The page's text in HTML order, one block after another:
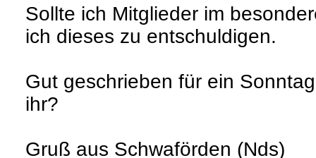
Sollte ich Mitglieder im
ich dieses zu entschuldigen.
Gut geschrieben für ein
ihr?
Gruß aus Schwaförden (Nds)